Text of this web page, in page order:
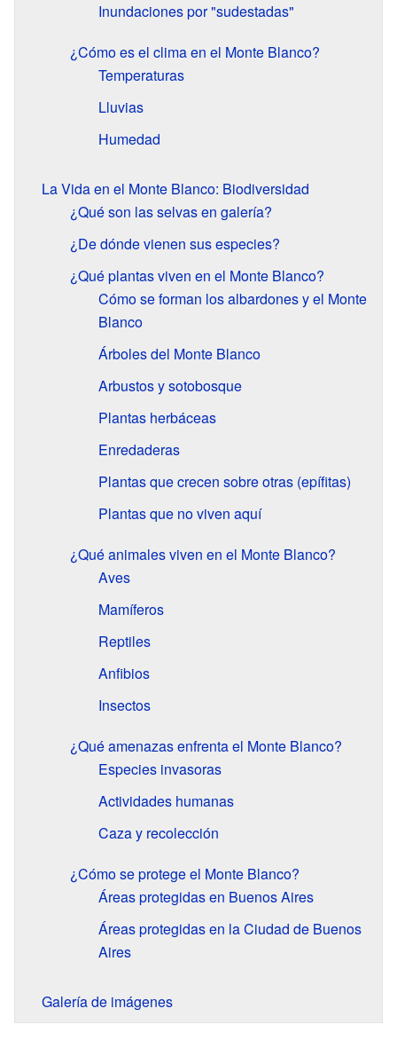
Inundaciones por "sudestadas"
¿Cómo es el clima en el Monte Blanco?
Temperaturas
Lluvias
Humedad
La Vida en el Monte Blanco: Biodiversidad
¿Qué son las selvas en galería?
¿De dónde vienen sus especies?
¿Qué plantas viven en el Monte Blanco?
Cómo se forman los albardones y el Monte
Blanco
Árboles del Monte Blanco
Arbustos y sotobosque
Plantas herbáceas
Enredaderas
Plantas que crecen sobre otras (epífitas)
Plantas que no viven aquí
¿Qué animales viven en el Monte Blanco?
Aves
Mamíferos
Reptiles
Anfibios
Insectos
¿Qué amenazas enfrenta el Monte Blanco?
Especies invasoras
Actividades humanas
Caza y recolección
¿Cómo se protege el Monte Blanco?
Áreas protegidas en Buenos Aires
Áreas protegidas en la Ciudad de Buenos
Aires
Galería de imágenes